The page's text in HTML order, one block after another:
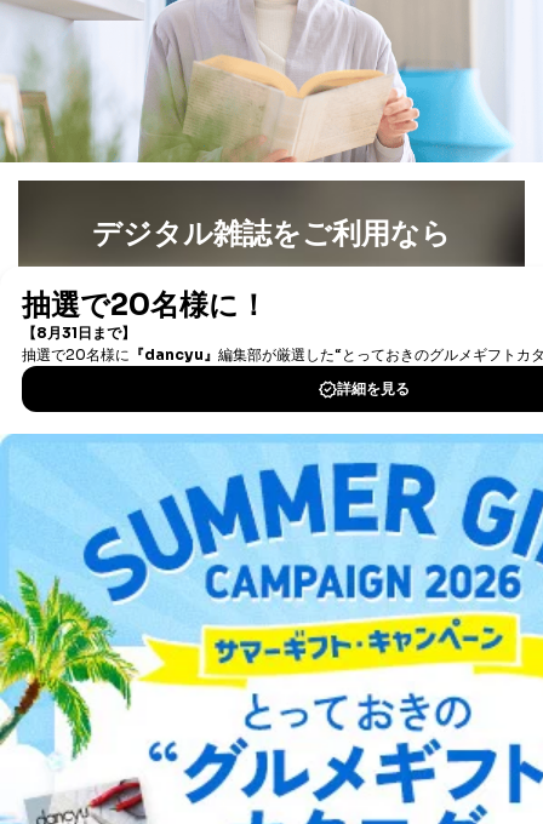
２．利用目的
当社が取り扱う開示対象個人情報の利用目的は次のとお
りです。
個人情報の種類 利用目的
当社の定期購読サ
の方の個人情報
ｅメール等による商品、サービ
ス、キャンペーン等の広告の案内
のため
閲覧履歴や購買履歴等の情報を分
応じた新商品・サービスに関する
お問い合わせ対応、トラブル対
質向上のため
当社カスタマーQ＆
Aサービス利用者
カスタマーQ＆Aサイトの投稿内容
の確認のため
ｅメール等によるカスタマーQ＆A
サイトのサービス内容のご案内の
ため
ｅメール等による商品、サービ
ス、キャンペーン等の広告に関す
るご案内のため
4
採用応募者の方の
個人情報
採用選考、ご連絡のため
5
当社の従業者の個
人情報
人事、総務などの雇用管理等のた
め
6
パートナー（提携
企業）からの委託
により当社の
購入商品配送のため
提携企業及びお客様がご購入され
た商品の発売元企業からのｅメー
デジタル雑誌をご利用なら
書籍）が無料で読み放題！
DOWNLOAD FOR IOS
DOWNLOAD FOR ANDROID
ご利用方法はこちら
総合案内
アフィリエイト 採用情報
プレスリリース お問い合わせ
利用規約プライバシーポリシー 特定商取引法に基づく表示
出版社の皆様へ